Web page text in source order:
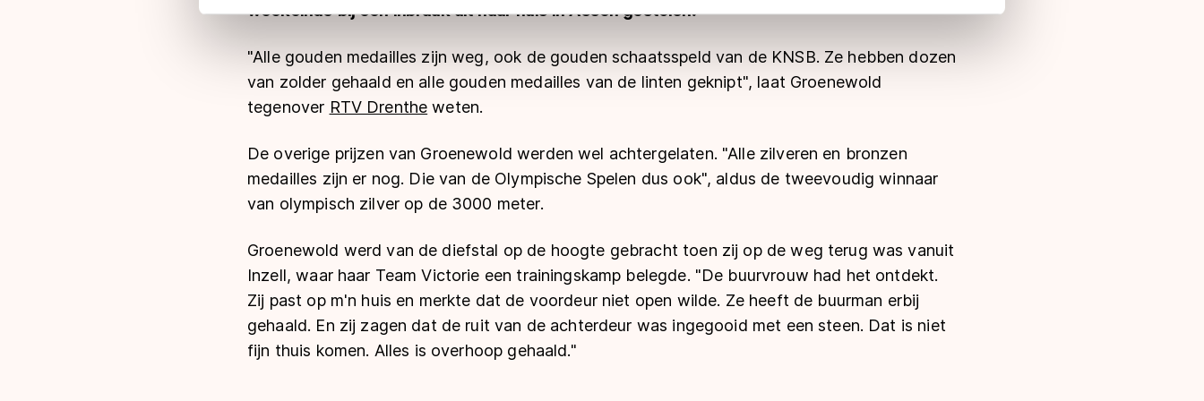
adequaat beschermingsniveau geldt volgens de GDPR. Door op ‘Toestaan’ te klikken, stemt u in met deze overdracht.
weekeinde bij een inbraak uit haar huis in Assen gestolen.
"Alle gouden medailles zijn weg, ook de gouden schaatsspeld van de KNSB. Ze hebben dozen
van zolder gehaald en alle gouden medailles van de linten geknipt", laat Groenewold
tegenover RTV Drenthe weten.
De overige prijzen van Groenewold werden wel achtergelaten. "Alle zilveren en bronzen
medailles zijn er nog. Die van de Olympische Spelen dus ook", aldus de tweevoudig winnaar
van olympisch zilver op de 3000 meter.
Groenewold werd van de diefstal op de hoogte gebracht toen zij op de weg terug was vanuit
Inzell, waar haar Team Victorie een trainingskamp belegde. "De buurvrouw had het ontdekt.
Zij past op m'n huis en merkte dat de voordeur niet open wilde. Ze heeft de buurman erbij
gehaald. En zij zagen dat de ruit van de achterdeur was ingegooid met een steen. Dat is niet
fijn thuis komen. Alles is overhoop gehaald."